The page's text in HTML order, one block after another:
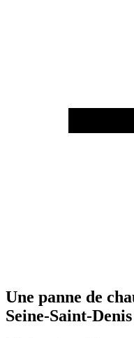
Une panne de
Seine-Saint-